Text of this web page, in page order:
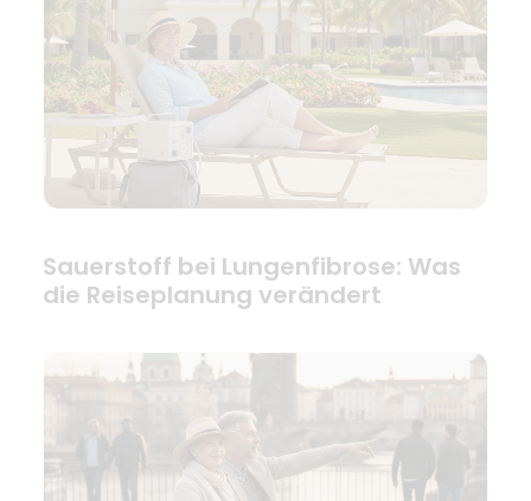
Sauerstoff bei Lungenfibrose: Was
die Reiseplanung verändert